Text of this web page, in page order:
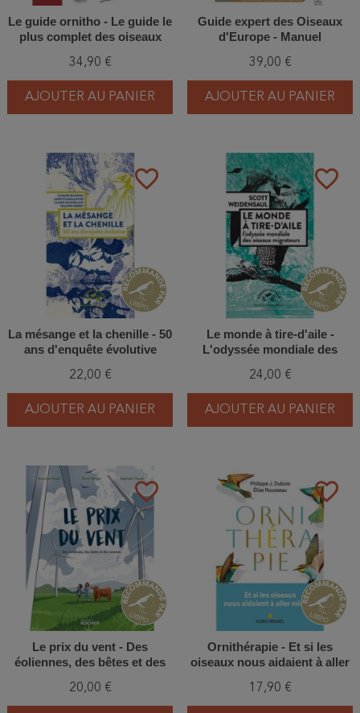
Le guide ornitho - Le guide le
plus complet des oiseaux
et du Moyen-Orient - Edition
2023
34,90 €
AJOUTER AU PANIER
Guide expert des Oiseaux
d'Europe - Manuel
Photographique
39,00 €
AJOUTER AU PANIER
favorite_border
La mésange et la chenille - 50
ans d'enquête évolutive
22,00 €
AJOUTER AU PANIER
favorite_border
Le monde à tire-d'aile -
L'odyssée mondiale des
24,00 €
AJOUTER AU PANIER
favorite_border
Le prix du vent - Des
éoliennes, des bêtes et des
20,00 €
favorite_border
Ornithérapie - Et si les
oiseaux nous aidaient à aller
17,90 €